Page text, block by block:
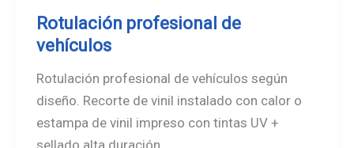
Rotulación profesional de
vehículos
Rotulación profesional de vehículos según
diseño. Recorte de vinil instalado con calor o
estampa de vinil impreso con tintas UV +
sellado alta duración.